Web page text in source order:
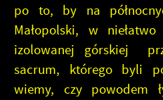
po to, by na
Małopolski, w
izolowanej górskiej
sacrum, którego byli
wiemy, czy powodem